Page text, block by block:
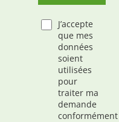
J’accepte
que mes
données
soient
utilisées
pour
traiter ma
demande
conformément